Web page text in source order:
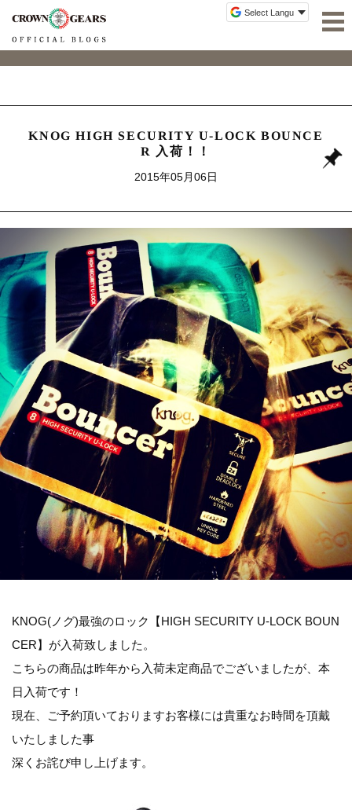
KNOG HIGH SECURITY U-LOCK BOUNCE
R 入荷！！
2015年05月06日
KNOG(ノグ)最強のロック【HIGH SECURITY U-LOCK BOUN
CER】が入荷致しました。
こちらの商品は昨年から入荷未定商品でございましたが、本
日入荷です！
現在、ご予約頂いておりますお客様には貴重なお時間を頂戴
いたしました事
深くお詫び申し上げます。